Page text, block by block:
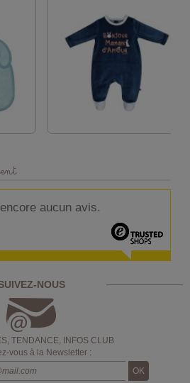
aucun avis.
NOUS
TENDANCE, INFOS CLUB
vous à la Newsletter :